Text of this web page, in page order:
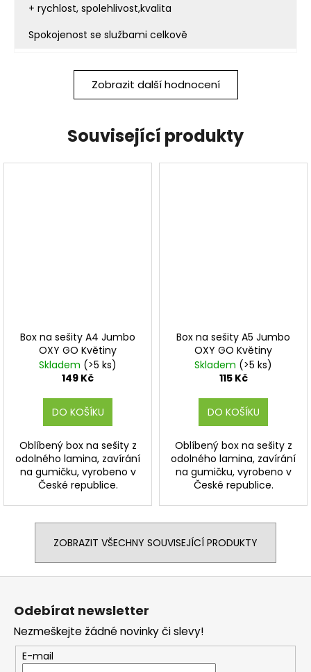
+ rychlost, spolehlivost,kvalita
Spokojenost se službami celkově
Zobrazit další hodnocení
Související produkty
Box na sešity A4 Jumbo
OXY GO Květiny
Skladem (>5 ks)
149 Kč
DO KOŠÍKU
Oblíbený box na sešity z
odolného lamina, zavírání
na gumičku, vyrobeno v
České republice.
Box na sešity A5 Jumbo
OXY GO Květiny
Skladem (>5 ks)
115 Kč
DO KOŠÍKU
Oblíbený box na sešity z
odolného lamina, zavírání
na gumičku, vyrobeno v
České republice.
ZOBRAZIT VŠECHNY SOUVISEJÍCÍ PRODUKTY
Z
Odebírat newsletter
Nezmeškejte žádné novinky či slevy!
E-mail